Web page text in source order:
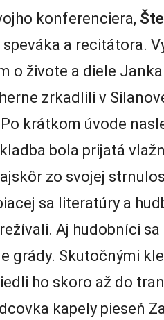
konferenciera,
a recitátora.
o živote a diele
zrkadlili v
krátkom úvode
bola prijatá
zo svojej
sa literatúry a
Aj hudobníci
grády. Skutočnými
ho skoro až do
kapely pieseň